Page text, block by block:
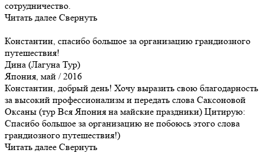
сотрудничество.
Читать далее Свернуть
Константин, cпасибо большое за организацию грандиозного
путешествия!
Дина (Лагуна Тур)
Япония, май / 2016
Константин, добрый день! Хочу выразить свою благодарность
за высокий профессионализм и передать слова Саксоновой
Оксаны (тур Вся Япония на майские праздники) Цитирую:
Спасибо большое за организацию не побоюсь этого слова
грандиозного путешествия!)
Читать далее Свернуть